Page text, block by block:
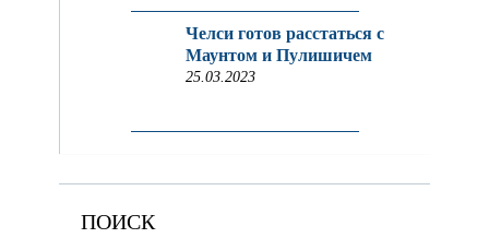
Челси готов расстаться с
Маунтом и Пулишичем
25.03.2023
ПОИСК